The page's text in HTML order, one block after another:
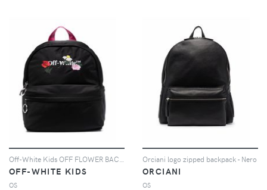
OFF-WHITE KIDS
OS
Orciani logo zipped backpack - Nero
ORCIANI
OS